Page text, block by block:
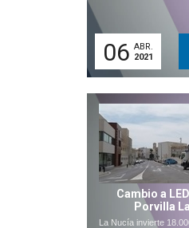
06 ABR.
2021
Cambio a
Porvilla
La Nucía invierte